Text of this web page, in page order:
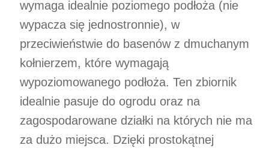
wymaga idealnie poziomego podłoża (nie
wypacza się jednostronnie), w
przeciwieństwie do basenów z dmuchanym
kołnierzem, które wymagają
wypoziomowanego podłoża. Ten zbiornik
idealnie pasuje do ogrodu oraz na
zagospodarowane działki na których nie ma
za dużo miejsca. Dzięki prostokątnej